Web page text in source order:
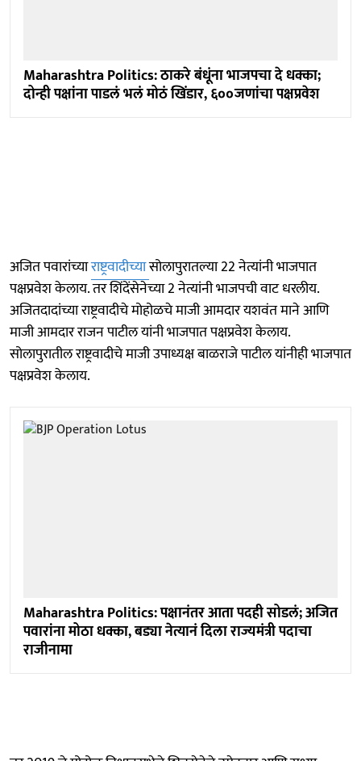
Maharashtra Politics: ठाकरे बंधूंना भाजपचा दे धक्का;
दोन्ही पक्षांना पाडलं भलं मोठं खिंडार, ६००जणांचा पक्षप्रवेश
अजित पवारांच्याराष्ट्रवादीच्यासोलापुरातल्या 22 नेत्यांनी भाजपात
पक्षप्रवेश केलाय. तर शिंदेंसेनेच्या 2 नेत्यांनी भाजपची वाट धरलीय.
अजितदादांच्या राष्ट्रवादीचे मोहोळचे माजी आमदार यशवंत माने आणि
माजी आमदार राजन पाटील यांनी भाजपात पक्षप्रवेश केलाय.
सोलापुरातील राष्ट्रवादीचे माजी उपाध्यक्ष बाळराजे पाटील यांनीही भाजपात
पक्षप्रवेश केलाय.
Maharashtra Politics: पक्षानंतर आता पदही सोडलं; अजित
पवारांना मोठा धक्का, बड्या नेत्यानं दिला राज्यमंत्री पदाचा
राजीनामा